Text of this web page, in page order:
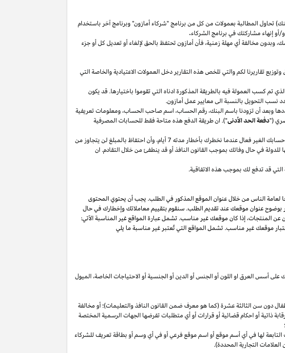
تحاول المطالبة بعمولات من كل من برنامج "شركاء أمازون" وبرنامج آخر باستخدام
أو إنهاء مشاركتك في برنامج الشركاء.
وبدون مخالفة أي مهلةزمنية،فأن أمازون تحتفظ بالحق لإلغاء أو تعديل كل أو جزء
تقاريرنا لكم والتي تلخص هذه التقارير دخل العمولات الاعتيادية والخاصة التي
الخاص في العملة الأساسية لموقع أمازون خلال 60 يوما من انتهاء الشهر الذي تم كسب العمولة فيه بالطريقة المذكورة ادناه التي تقوموا باختيارها. قد يكون
نسب التحويل بالنسبة الى معايير عمل أمازون.
وبعد أن تزودنا باسم البنك،رقم الحساب، اسم صاحب الحساب،ومعلومات تعريفية
("دفعة الحد الأدنى")
. انطريقة الدفعهذه متاحةفقط للحسابات المصرفية
حسابك الغير فعالعندما نخطرك بأخطار مدته 7 أيام،وأن احتفاظ بالمبلغ لن يتجاوز من
في حال وفاتك بموجب القانون النافذ أو قد ينطفئ من خلال التقادم. ان
قد تدفع لك بموجب هذه الاتفاقية.
الناس من خلال عنوان الموقع المذكور في الطلب. يجب أن يحتوي المحتوى
بوضوح عنوان موقعك عند تقديم الطلب. سنقوم بتقييم معاملاتك وإخطارك في حال
المنتجات، إذا كان موقعك غير مناسب. تشمل عبارة المواقع غير المناسبة الآتي:
موقعك غير مناسب. تشمل المواقع التي تُعتبر غير مناسبة ما يلي
على أسس العرق او اللون أو الجنس أو الدين أو الجنسية أو الاحتياجات الخاصة، الميول
دون سن الثالثة عشرة (كما هو معرف ضمن القانون النافذ والتعليمات)؛ أو مخالفة
ذاتية أو احكام قضائية أو قرارات أو أي متطلبات تفرضها الجهات الرسمية المختصة
التابعة لها في أي أسم موقع أو اسم موقع فرعي أو في أي وسم أو بطاقة تعريف للشركاء
التجارية المحددة).